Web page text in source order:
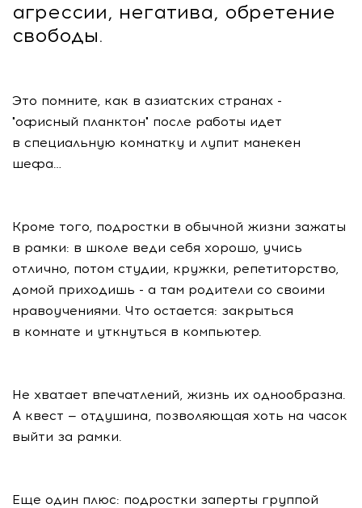
агрессии, негатива, обретение
свободы.
Это помните, как в азиатских странах -
"офисный планктон" после работы идет
в специальную комнатку и лупит манекен
шефа…
Кроме того, подростки в обычной жизни зажаты
в рамки: в школе веди себя хорошо, учись
отлично, потом студии, кружки, репетиторство,
домой приходишь - а там родители со своими
нравоучениями. Что остается: закрыться
в комнате и уткнуться в компьютер.
Не хватает впечатлений, жизнь их однообразна.
А квест — отдушина, позволяющая хоть на часок
выйти за рамки.
Еще один плюс: подростки заперты группой